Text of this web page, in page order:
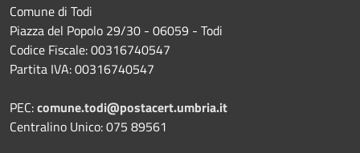
Comune di Todi
Piazza del Popolo 29/30 - 06059 - Todi
Codice Fiscale: 00316740547
Partita IVA: 00316740547
PEC:comune.todi@postacert.umbria.it
Centralino Unico: 075 89561